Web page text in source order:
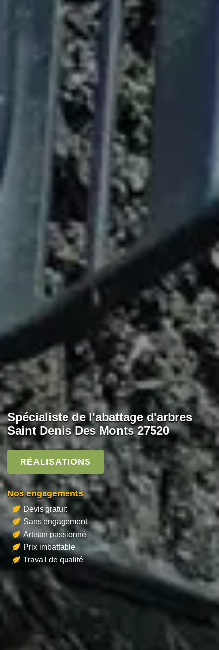
Spécialiste de l'abattage d'arbres
Saint Denis Des Monts 27520
RÉALISATIONS
Nos engagements
Devis gratuit
Sans engagement
Artisan passionné
Prix imbattable
Travail de qualité